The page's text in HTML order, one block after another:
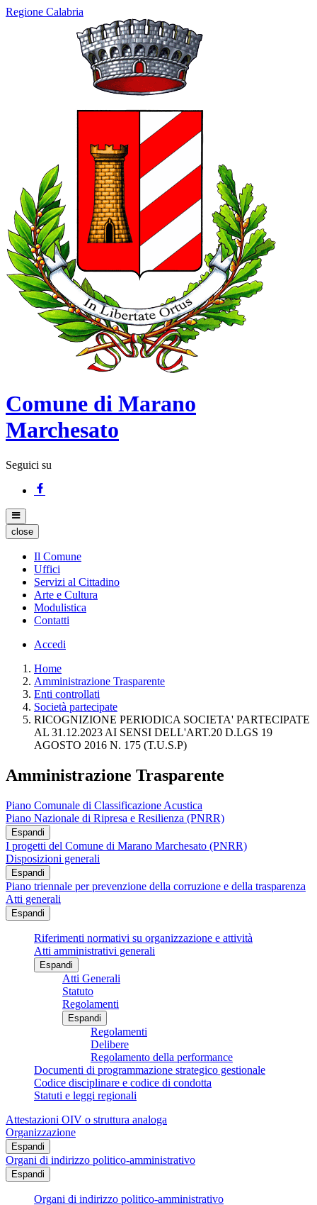
Regione Calabria
Comune di Marano
Marchesato
Seguici su
close
Il Comune
Uffici
Servizi al Cittadino
Arte e Cultura
Modulistica
Contatti
Accedi
Home
Amministrazione Trasparente
Enti controllati
Società partecipate
RICOGNIZIONE PERIODICA SOCIETA' PARTECIPATE
AL 31.12.2023 AI SENSI DELL'ART.20 D.LGS 19
AGOSTO 2016 N. 175 (T.U.S.P)
Amministrazione Trasparente
Piano Comunale di Classificazione Acustica
Piano Nazionale di Ripresa e Resilienza (PNRR)
Espandi
I progetti del Comune di Marano Marchesato (PNRR)
Disposizioni generali
Espandi
Piano triennale per prevenzione della corruzione e della trasparenza
Atti generali
Espandi
Riferimenti normativi su organizzazione e attività
Atti amministrativi generali
Espandi
Atti Generali
Statuto
Regolamenti
Espandi
Regolamenti
Delibere
Regolamento della performance
Documenti di programmazione strategico gestionale
Codice disciplinare e codice di condotta
Statuti e leggi regionali
Attestazioni OIV o struttura analoga
Organizzazione
Espandi
Organi di indirizzo politico-amministrativo
Espandi
Organi di indirizzo politico-amministrativo